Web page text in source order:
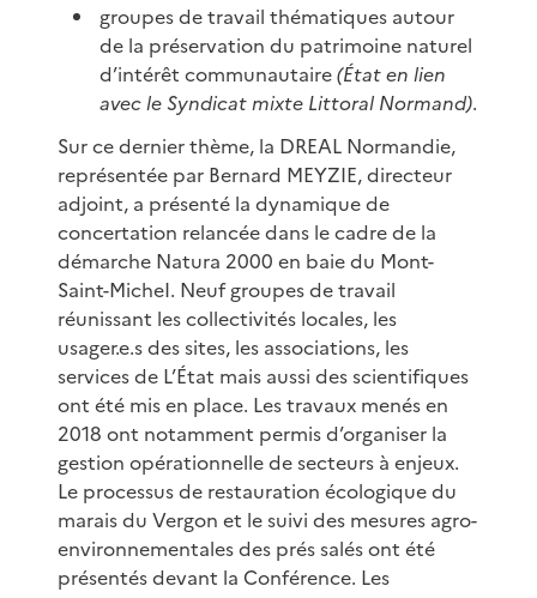
groupes de travail thématiques autour
de la préservation du patrimoine naturel
d’intérêt communautaire(État en lien
avec le Syndicat mixte Littoral Normand).
Sur ce dernier thème, la DREAL Normandie,
représentée par Bernard MEYZIE, directeur
adjoint, a présenté la dynamique de
concertation relancée dans le cadre de la
démarche Natura 2000 en baie du Mont-
Saint-MicheI. Neuf groupes de travail
réunissant les collectivités locales, les
usager.e.s des sites, les associations, les
services de L’État mais aussi des scientifiques
ont été mis en place. Les travaux menés en
2018 ont notamment permis d’organiser la
gestion opérationnelle de secteurs à enjeux.
Le processus de restauration écologique du
marais du Vergon et le suivi des mesures agro-
environnementales des prés salés ont été
présentés devant la Conférence. Les